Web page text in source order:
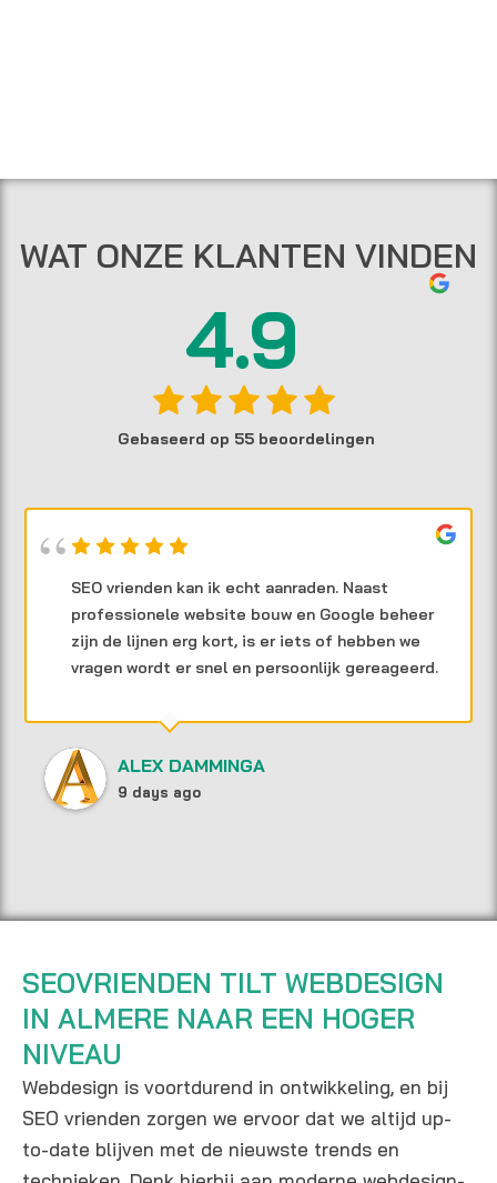
WAT ONZE KLANTEN VINDEN
4.9
Gebaseerd op 55 beoordelingen
SEO vrienden kan ik echt aanraden. Naast
professionele website bouw en Google beheer
zijn de lijnen erg kort, is er iets of hebben we
vragen wordt er snel en persoonlijk gereageerd.
ALEX DAMMINGA
9 days ago
SEOVRIENDEN TILT WEBDESIGN
IN ALMERE NAAR EEN HOGER
NIVEAU
Webdesign is voortdurend in ontwikkeling, en bij
SEO vrienden zorgen we ervoor dat we altijd up-
to-date blijven met de nieuwste trends en